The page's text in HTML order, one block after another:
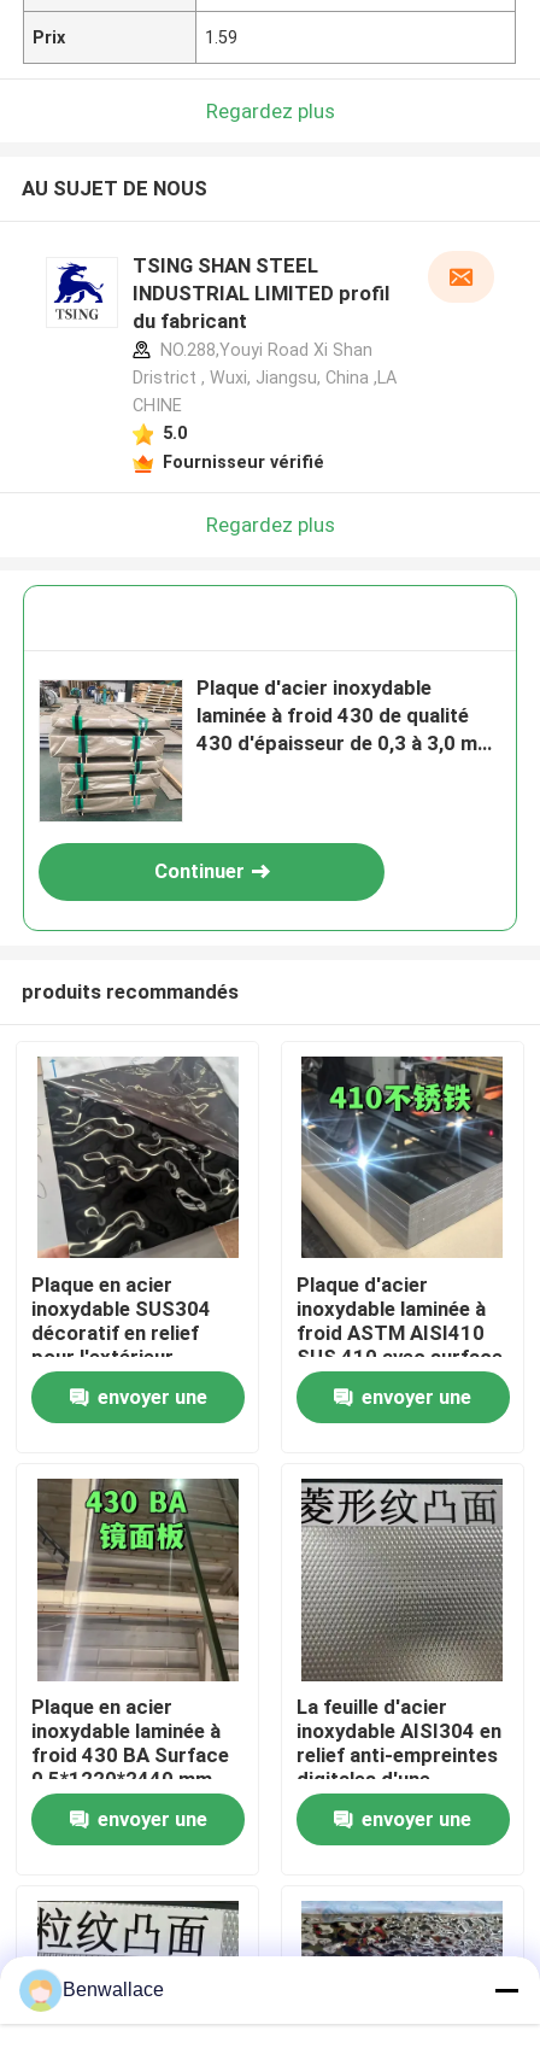
À la maison
Produits
Vidéos
À propos de nous
visite de l'usine
Contrôle de la qualité
Nous contacter
Les affaires
Prix 1.59
Regardez plus
AU SUJET DE NOUS
TSING SHAN STEEL
INDUSTRIAL LIMITED profil
du fabricant
NO.288,Youyi Road Xi Shan
Dristrict , Wuxi, Jiangsu, China ,LA
CHINE
5.0
Fournisseur vérifié
Regardez plus
Plaque d'acier inoxydable
laminée à froid 430 de qualité
430 d'épaisseur de 0,3 à 3,0 mm
Continuer
produits recommandés
Plaque en acier
inoxydable SUS304
décoratif en relief
pour l'extérieur
architectural
envoyer une
Plaque d'acier
inoxydable laminée à
froid ASTM AISI410
SUS 410 avec surface
polissée BA
0,8*1220*2440
envoyer une
Plaque en acier
inoxydable laminée à
froid 430 BA Surface
0,5*1220*2440 mm
avec surface miroir 6K
envoyer une
La feuille d'acier
inoxydable AISI304 en
relief anti-empreintes
digitales d'une
épaisseur de 0,4 à 3,0
mm pour les
applications
envoyer une
Benwallace